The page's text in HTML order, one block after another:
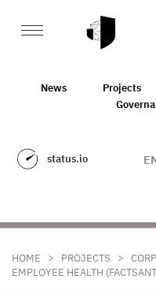
News Projects
status.io
HOME > PROJECTS >
EMPLOYEE HEALTH